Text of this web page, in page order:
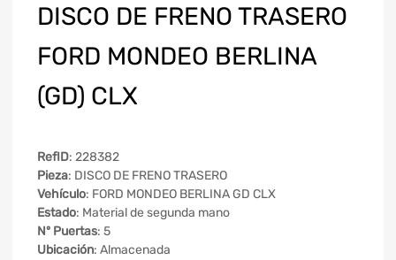
DISCO DE FRENO TRASERO
FORD MONDEO BERLINA
(GD) CLX
RefID: 228382
Pieza: DISCO DE FRENO TRASERO
Vehículo: FORD MONDEO BERLINA GD CLX
Estado: Material de segunda mano
Nº Puertas: 5
Ubicación: Almacenada